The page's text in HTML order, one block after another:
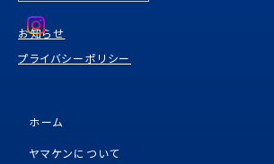
お知らせ
プライバシーポリシー
ホーム
ヤマケンについて